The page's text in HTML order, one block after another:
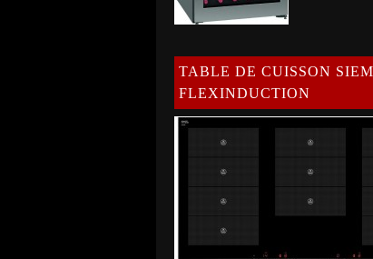
TABLE DE CUISSON
FLEXINDUCTION